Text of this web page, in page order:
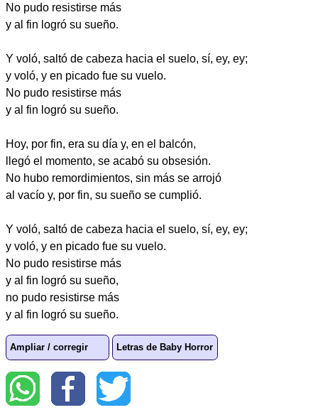
No pudo resistirse más
y al fin logró su sueño.
Y voló, saltó de cabeza hacia el suelo, sí, ey, ey;
y voló, y en picado fue su vuelo.
No pudo resistirse más
y al fin logró su sueño.
Hoy, por fin, era su día y, en el balcón,
llegó el momento, se acabó su obsesión.
No hubo remordimientos, sin más se arrojó
al vacío y, por fin, su sueño se cumplió.
Y voló, saltó de cabeza hacia el suelo, sí, ey, ey;
y voló, y en picado fue su vuelo.
No pudo resistirse más
y al fin logró su sueño,
no pudo resistirse más
y al fin logró su sueño.
Ampliar / corregir Letras de Baby Horror